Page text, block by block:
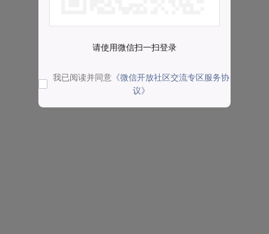
请使用微信扫一扫登录
我已阅读并同意 《微信开放社区交流专区服务协
议》